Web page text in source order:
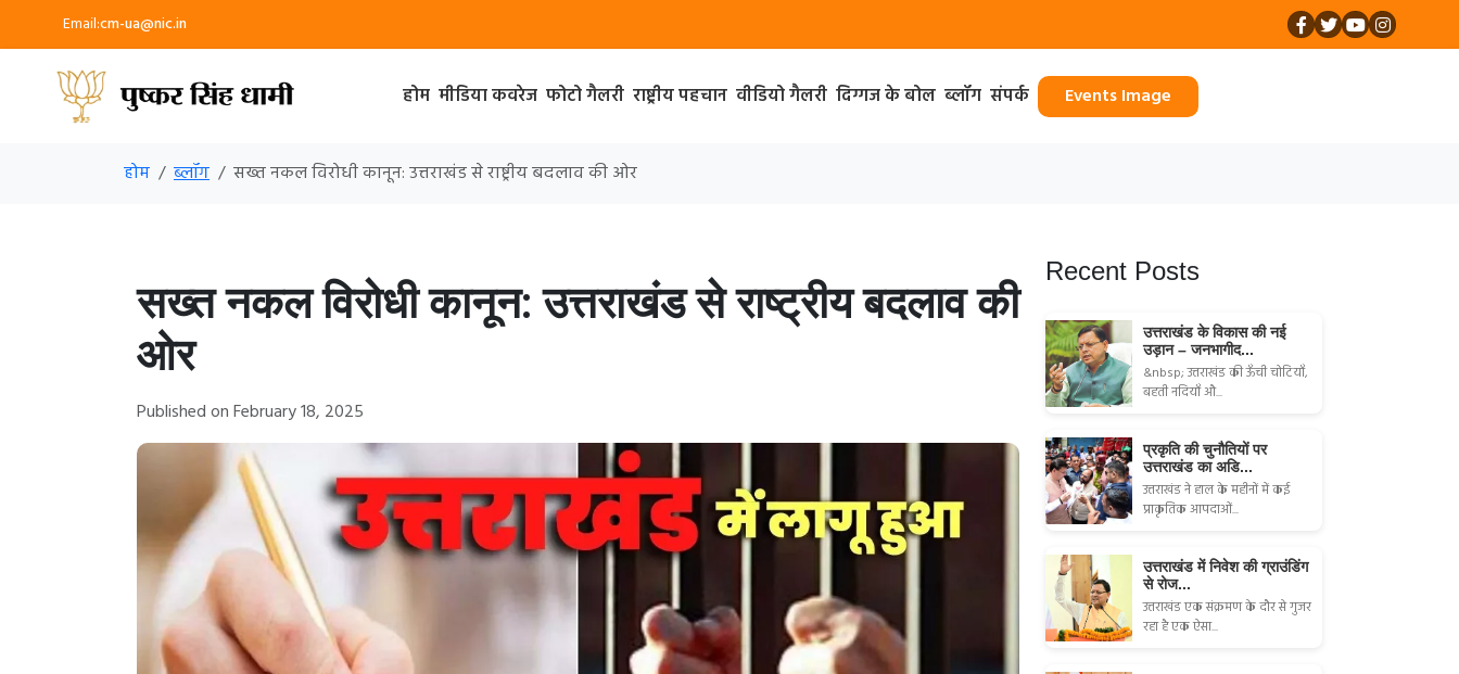
Email:cm-ua@nic.in
होम मीडिया कवरेज फोटो गैलरी राष्ट्रीय पहचान वीडियो गैलरी दिग्गज के बोल ब्लॉग संपर्क Events Image
होम ब्लॉग सख्त नकल विरोधी कानून: उत्तराखंड से राष्ट्रीय बदलाव की ओर
सख्त नकल विरोधी कानून: उत्तराखंड से राष्ट्रीय बदलाव की
ओर
Published on February 18, 2025
Recent Posts
उत्तराखंड के विकास की नई
उड़ान – जनभागीद...
&nbsp; उत्तराखंड की ऊँची चोटियाँ,
बहती नदियाँ औ...
प्रकृति की चुनौतियों पर
उत्तराखंड का अडि...
उत्तराखंड ने हाल के महीनों में कई
प्राकृतिक आपदाओं...
उत्तराखंड में निवेश की ग्राउंडिंग
से रोज...
उत्तराखंड एक संक्रमण के दौर से गुजर
रहा है एक ऐसा...